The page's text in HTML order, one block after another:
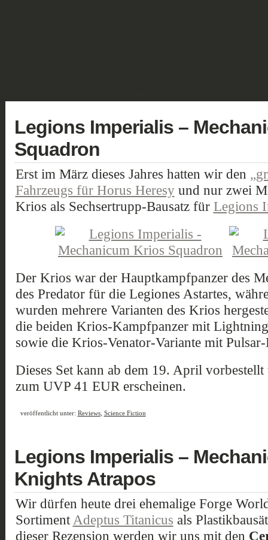
Legions Imperialis –
Squadron
Erst im März dieses Jahres hatten wir den
Fahrzeugs für Horus Heresyund nur zwei
Krios als Sechsertrupp-Bausatz für Legions
Der Krios war der Hauptkampfpanzer des
des Predator für die Legiones Astartes,
wurden mehrere Varianten des Krios
die beiden Krios-Kampfpanzer mit
sowie die Krios-Venator-Variante mit
Dieses Set kann ab dem 19. April
zum UVP 41 EUR erscheinen.
veröffentlicht unter: Reviews, Science Fiction
Legions Imperialis –
Knights Atrapos
Wir dürfen heute drei ehemalige Forge
Sortiment Adeptus Titanicus als
dieser Rezension werden wir uns mit den